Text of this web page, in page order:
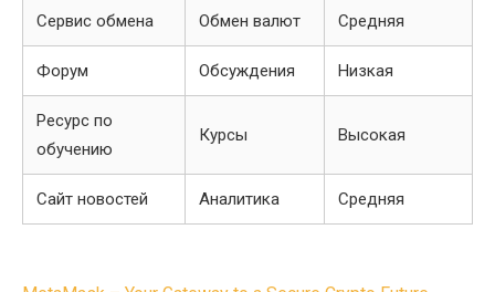
Сервис обмена Обмен валют Средняя
Форум Обсуждения Низкая
Ресурс по
обучению
Курсы Высокая
Сайт новостей Аналитика Средняя